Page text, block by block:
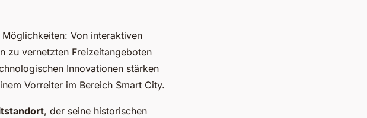
Von interaktiven
zu vernetzten Freizeitangeboten
Innovationen stärken
Vorreiter im Bereich Smart City.
, der seine historischen